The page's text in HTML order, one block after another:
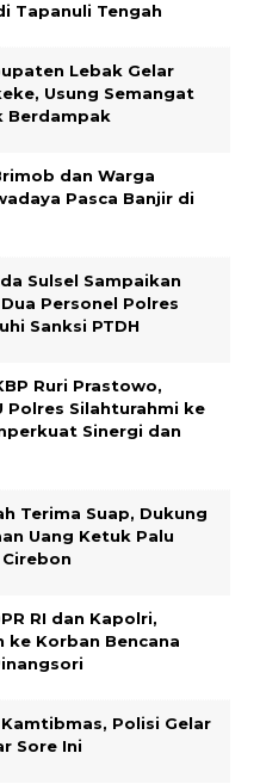
Tapanuli Tengah
Lebak Gelar
Usung Semangat
Berdampak
dan Warga
Pasca Banjir di
Sulsel Sampaikan
Personel Polres
Sanksi PTDH
Ruri Prastowo,
Polres Silahturahmi ke
Sinergi dan
Terima Suap, Dukung
Uang Ketuk Palu
RI dan Kapolri,
ke Korban Bencana
Polisi Gelar
Sore Ini